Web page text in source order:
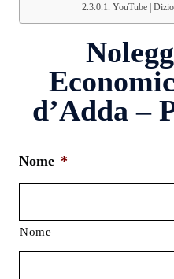
YouTube |
d’Adda –
Nome *
Nome